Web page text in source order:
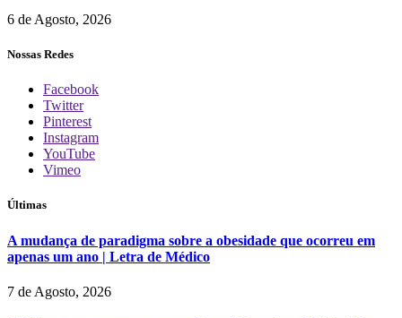
6 de Agosto, 2026
Nossas Redes
Facebook
Twitter
Pinterest
Instagram
YouTube
Vimeo
Últimas
A mudança de paradigma sobre a obesidade que ocorreu em
apenas um ano | Letra de Médico
7 de Agosto, 2026